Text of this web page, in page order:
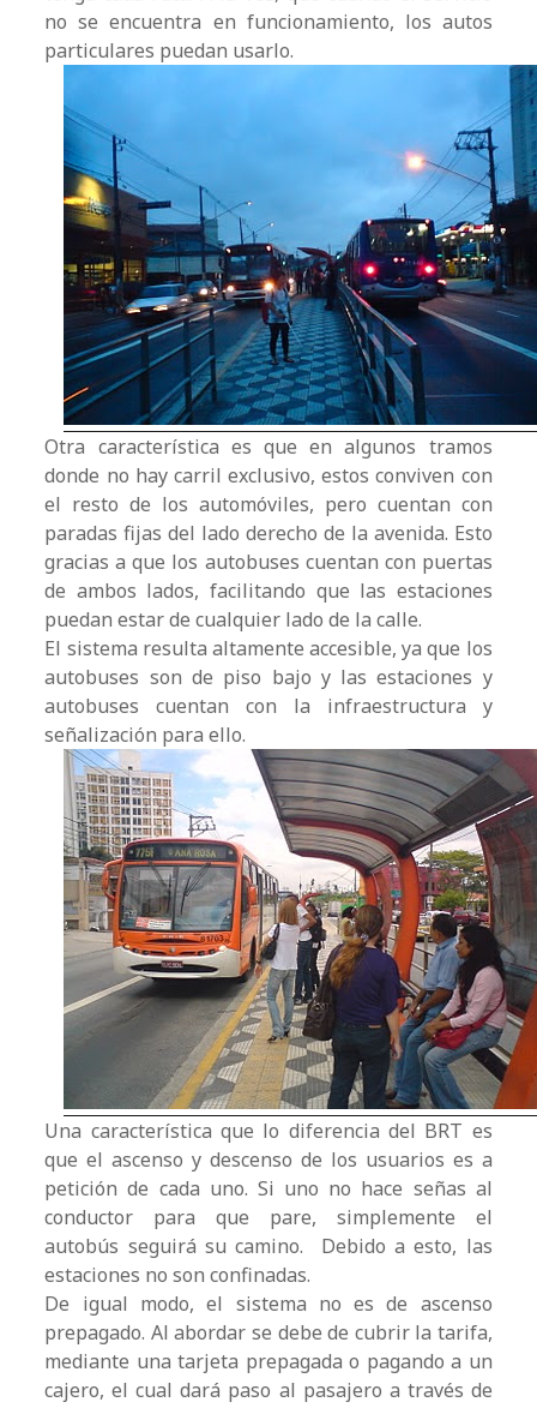
no se encuentra en funcionamiento, los autos
particulares puedan usarlo.
Otra característica es que en algunos tramos
donde no hay carril exclusivo, estos conviven con
el resto de los automóviles, pero cuentan con
paradas fijas del lado derecho de la avenida. Esto
gracias a que los autobuses cuentan con puertas
de ambos lados, facilitando que las estaciones
puedan estar de cualquier lado de la calle.
El sistema resulta altamente accesible, ya que los
autobuses son de piso bajo y las estaciones y
autobuses cuentan con la infraestructura y
señalización para ello.
Una característica que lo diferencia del BRT es
que el ascenso y descenso de los usuarios es a
petición de cada uno. Si uno no hace señas al
conductor para que pare, simplemente el
autobús seguirá su camino. Debido a esto, las
estaciones no son confinadas.
De igual modo, el sistema no es de ascenso
prepagado. Al abordar se debe de cubrir la tarifa,
mediante una tarjeta prepagada o pagando a un
cajero, el cual dará paso al pasajero a través de